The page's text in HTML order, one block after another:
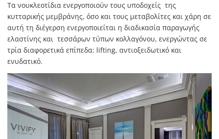
Τα νουκλεοτίδια ενεργοποιούν τους υποδοχείς της
κυτταρικής μεμβράνης, όσο και τους μεταβολίτες και χάρη σε
αυτή τη διέγερση ενεργοποιείται η διαδικασία παραγωγής
ελαστίνης και τεσσάρων τύπων κολλαγόνου, ενεργώντας σε
τρία διαφορετικά επίπεδα: lifting, αντιοξειδωτικό και
ενυδατικό.